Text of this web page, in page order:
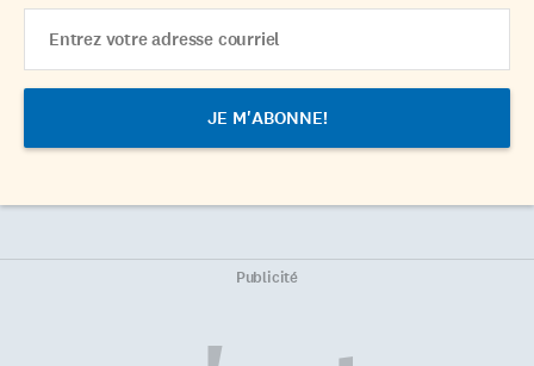
Address
Publicité